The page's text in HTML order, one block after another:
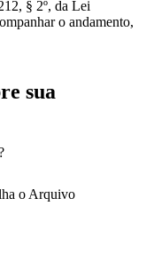
§ 2º, da Lei
o andamento,
sua
o Arquivo